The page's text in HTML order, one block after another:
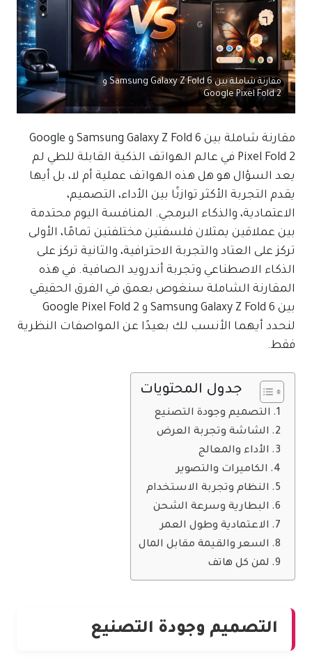
مقارنة شاملة بين Samsung Galaxy Z Fold 6 و
Google Pixel Fold 2
مقارنة شاملة بين Samsung Galaxy Z Fold 6 و Google
Pixel Fold 2 في عالم الهواتف الذكية القابلة للطي لم
يعد السؤال هو هل هذه الهواتف عملية أم لا، بل أيها
يقدم التجربة الأكثر توازنًا بين الأداء، التصميم،
الاعتمادية، والذكاء البرمجي. المنافسة اليوم محتدمة
بين عملاقين يمثلان فلسفتين مختلفتين تمامًا، الأولى
تركز على العتاد والتجربة الاحترافية، والثانية تركز على
الذكاء الاصطناعي وتجربة أندرويد الصافية. في هذه
المقارنة الشاملة سنغوص بعمق في الفرق الحقيقي
بين Samsung Galaxy Z Fold 6 و Google Pixel Fold 2
لنحدد أيهما الأنسب لك بعيدًا عن المواصفات النظرية
فقط.
جدول المحتويات
التصميم وجودة التصنيع
الشاشة وتجربة العرض
الأداء والمعالج
الكاميرات والتصوير
النظام وتجربة الاستخدام
البطارية وسرعة الشحن
الاعتمادية وطول العمر
السعر والقيمة مقابل المال
لمن كل هاتف
التصميم وجودة التصنيع